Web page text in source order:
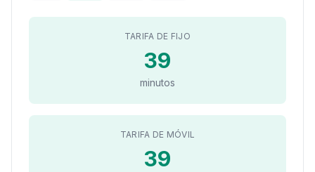
TARIFA DE FIJO
39
minutos
TARIFA DE MÓVIL
39